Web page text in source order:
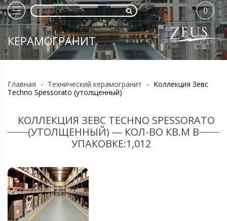
КЕРАМОГРАНИТ
0
Главная - Технический керамогранит - Коллекция Зевс
Techno Spessorato (утолщенный)
КОЛЛЕКЦИЯ ЗЕВС TECHNO SPESSORATO
(УТОЛЩЕННЫЙ) — КОЛ-ВО КВ.М В
УПАКОВКЕ:1,012